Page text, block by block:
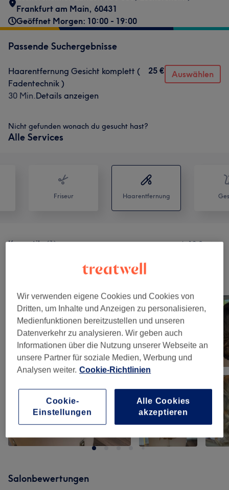
Frankfurt am Main, 60431
Geöffnet Morgen: 10:00 - 19:00
Passende Suchergebnisse
Haarentfernung Gesicht komplett (
Fadentechnik )
30 Min.Details anzeigen
25 € Auswählen
Nicht gefunden wonach du gesucht hast?
Alle Services
Friseur Haarentfernung
Kosmetik (1) ab 10 €
Salonbewertungen
Wir verwenden eigene Cookies und Cookies von
Dritten, um Inhalte und Anzeigen zu personalisieren,
Medienfunktionen bereitzustellen und unseren
Datenverkehr zu analysieren. Wir geben auch
Informationen über die Nutzung unserer Webseite an
unsere Partner für soziale Medien, Werbung und
Analysen weiter. Cookie-Richtlinien
Cookie-
Einstellungen
Alle Cookies
akzeptieren